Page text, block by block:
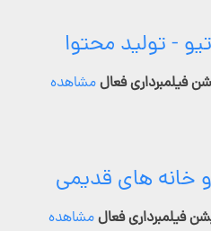
- تولید محتوا
مشاهده
خانه های قدیمی
مشاهده